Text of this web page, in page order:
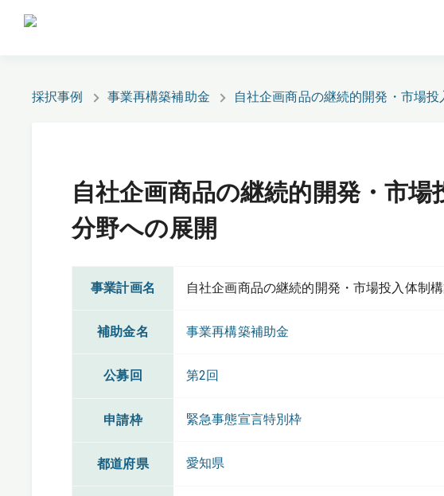
採択事例 事業再構築補助金 自社企画商品の継続的開発・市場
自社企画商品の継続的開発・市
分野への展開
事業計画名 自社企画商品の継続的開発・市場投入体制
補助金名 事業再構築補助金
公募回 第2回
申請枠 緊急事態宣言特別枠
都道府県 愛知県